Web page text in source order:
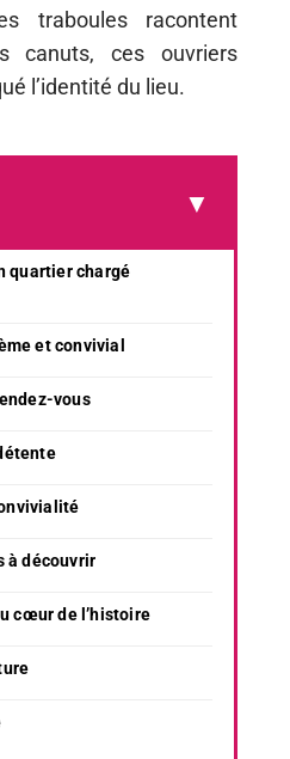
traboules racontent
canuts, ces ouvriers
l’identité du lieu.
quartier chargé
et convivial
vous
à découvrir
cœur de l’histoire